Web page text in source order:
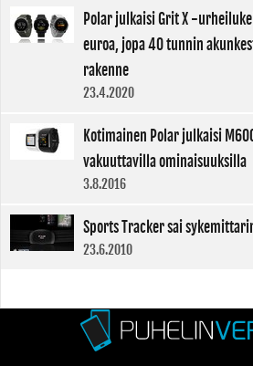
Polar julkaisi Grit X -
euroa, jopa 40 tunnin
rakenne
23.4.2020
Kotimainen Polar julkaisi
vakuuttavilla ominaisuuksilla
3.8.2016
Sports Tracker sai
23.6.2010